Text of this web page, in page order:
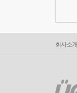
회사소개